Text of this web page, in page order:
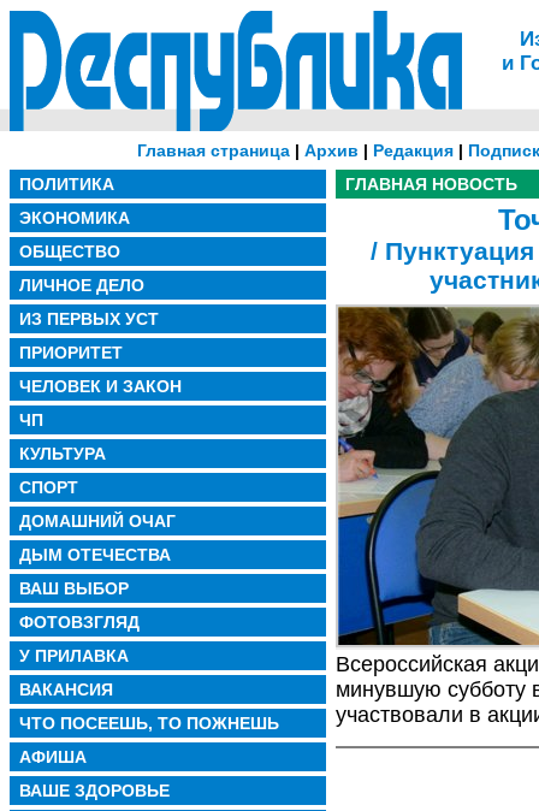
и
Главная страница| Архив | Редакция|
ПОЛИТИКА
ЭКОНОМИКА
ОБЩЕСТВО
ЛИЧНОЕ ДЕЛО
ИЗ ПЕРВЫХ УСТ
ПРИОРИТЕТ
ЧЕЛОВЕК И ЗАКОН
ЧП
КУЛЬТУРА
СПОРТ
ДОМАШНИЙ ОЧАГ
ДЫМ ОТЕЧЕСТВА
ВАШ ВЫБОР
ФОТОВЗГЛЯД
У ПРИЛАВКА
ВАКАНСИЯ
ЧТО ПОСЕЕШЬ, ТО ПОЖНЕШЬ
АФИША
ВАШЕ ЗДОРОВЬЕ
ГЛАВНАЯ НОВОСТЬ
/
Всероссийская
минувшую субботу
участвовали в